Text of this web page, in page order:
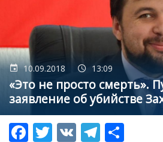
10.09.2018 13:09
«Это не просто смерть».
заявление об убийстве